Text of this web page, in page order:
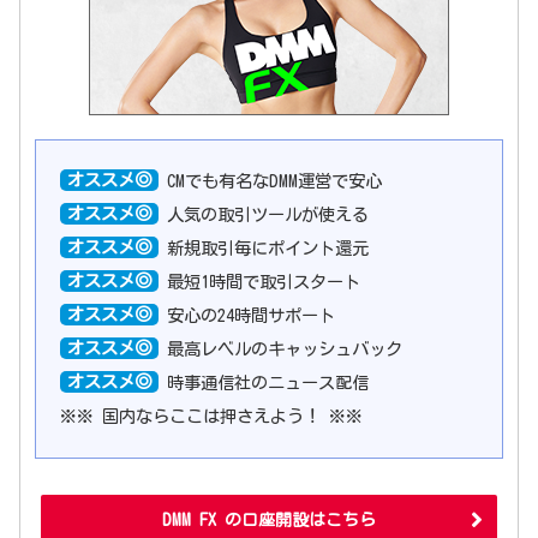
オススメ◎
CMでも有名なDMM運営で安心
オススメ◎
人気の取引ツールが使える
オススメ◎
新規取引毎にポイント還元
オススメ◎
最短1時間で取引スタート
オススメ◎
安心の24時間サポート
オススメ◎
最高レベルのキャッシュバック
オススメ◎
時事通信社のニュース配信
※※ 国内ならここは押さえよう！ ※※
DMM FX の口座開設はこちら